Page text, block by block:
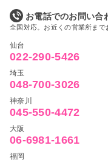
お電話でのお問い合
全国対応。お近くの営業所まで
仙台
022-290-5426
埼玉
048-700-3026
神奈川
045-550-4472
大阪
06-6981-1661
福岡